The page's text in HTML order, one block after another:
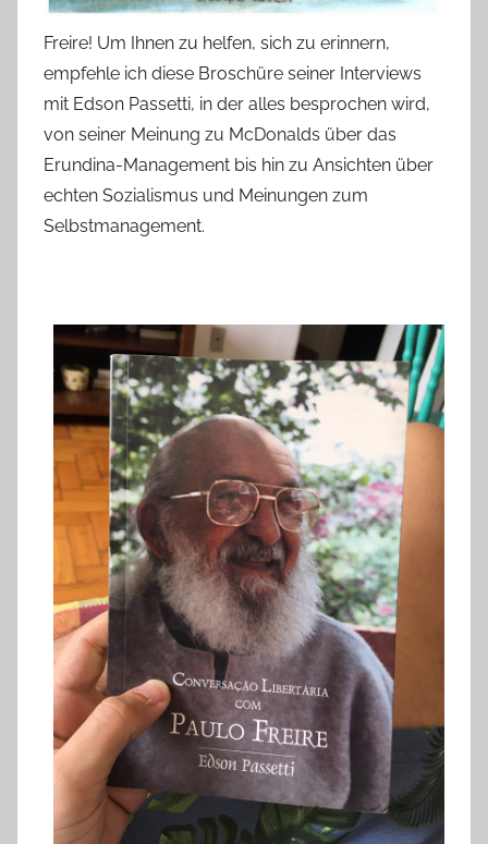
Freire! Um Ihnen zu helfen, sich zu erinnern,
empfehle ich diese Broschüre seiner Interviews
mit Edson Passetti, in der alles besprochen wird,
von seiner Meinung zu McDonalds über das
Erundina-Management bis hin zu Ansichten über
echten Sozialismus und Meinungen zum
Selbstmanagement.